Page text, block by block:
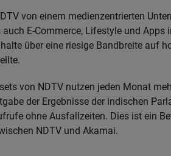
von einem medienzentrierten
E-Commerce, Lifestyle und
über eine riesige Bandbreite auf
von NDTV nutzen jeden Monat
der Ergebnisse der indischen
ohne Ausfallzeiten. Dies ist ein
NDTV und Akamai.